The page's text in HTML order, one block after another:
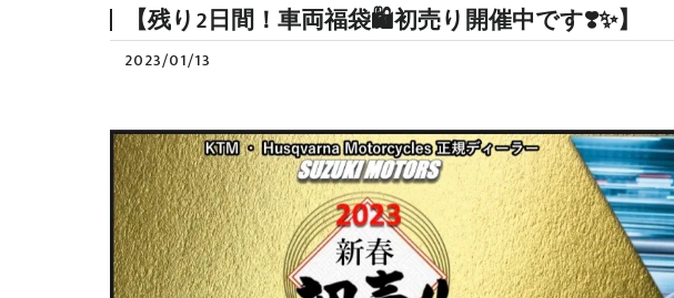
【残り2日間！車両福袋🛍️初売り開催中です❣️✨】
2023/01/13